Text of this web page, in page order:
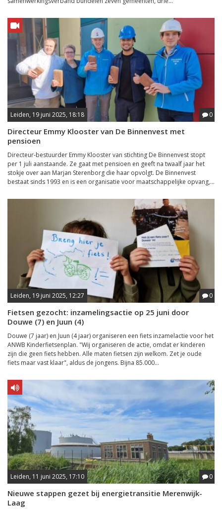
Leiden, 19 juni 2025, 18:18 0
Directeur Emmy Klooster van De Binnenvest met
pensioen
Directeur-bestuurder Emmy Klooster van stichting De Binnenvest stopt
per 1 juli aanstaande. Ze gaat met pensioen en geeft na twaalf jaar het
stokje over aan Marjan Sterenborg die haar opvolgt. De Binnenvest
bestaat sinds 1993 en is een organisatie voor maatschappelijke opvang,...
Leiden, 19 juni 2025, 12:27 0
Fietsen gezocht: inzamelingsactie op 25 juni door
Douwe (7) en Juun (4)
Douwe (7 jaar) en Juun (4 jaar) organiseren een fiets inzamelactie voor het
ANWB Kinderfietsenplan. "Wij organiseren de actie, omdat er kinderen
zijn die geen fiets hebben. Alle maten fietsen zijn welkom. Zet je oude
fiets maar vast klaar", aldus de jongens. Bijna 85.000...
Leiden, 11 juni 2025, 17:10 0
Nieuwe stappen gezet bij energietransitie Merenwijk-
Laag